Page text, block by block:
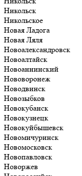
Никольск
Никольское
Новая Ладога
Новая Ляля
Новоалександровск
Новоалтайск
Новоаннинский
Нововоронеж
Новодвинск
Новозыбков
Новокубанск
Новокузнецк
Новокуйбышевск
Новомичуринск
Новомосковск
Новопавловск
Новоржев